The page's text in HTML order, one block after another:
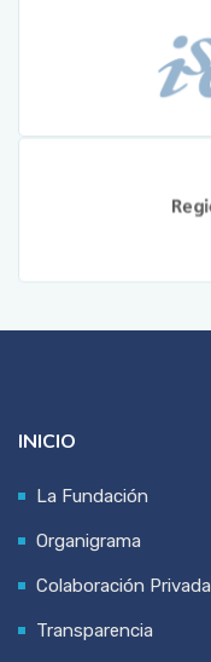
INICIO
La Fundación
Organigrama
Colaboración Privada
Transparencia